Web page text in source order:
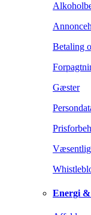
Betaling
Gæster
Energi